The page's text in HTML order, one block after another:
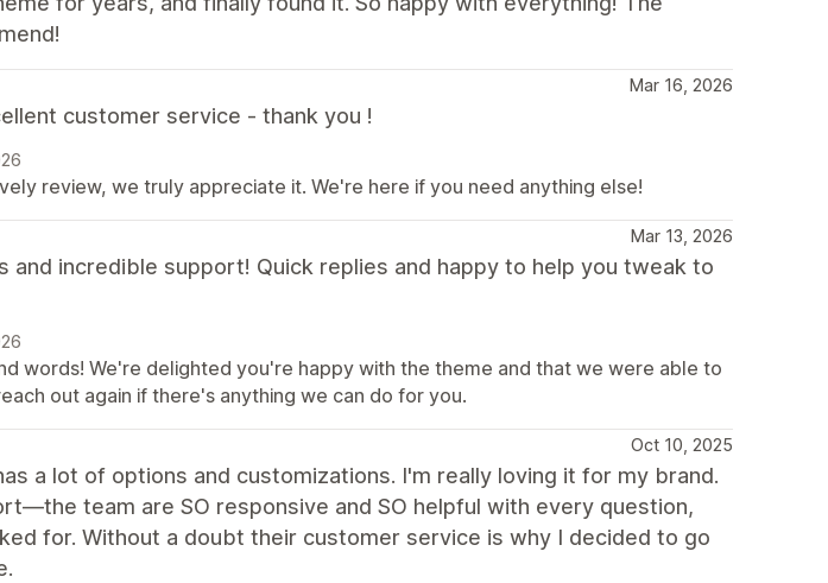
Mar 16, 2026
customer service - thank you !
review, we truly appreciate it. We're here if you need anything else!
Mar 13, 2026
and incredible support! Quick replies and happy to help you tweak to
words! We're delighted you're happy with the theme and that we were able to
out again if there's anything we can do for you.
Oct 10, 2025
a lot of options and customizations. I'm really loving it for my brand.
team are SO responsive and SO helpful with every question,
for. Without a doubt their customer service is why I decided to go